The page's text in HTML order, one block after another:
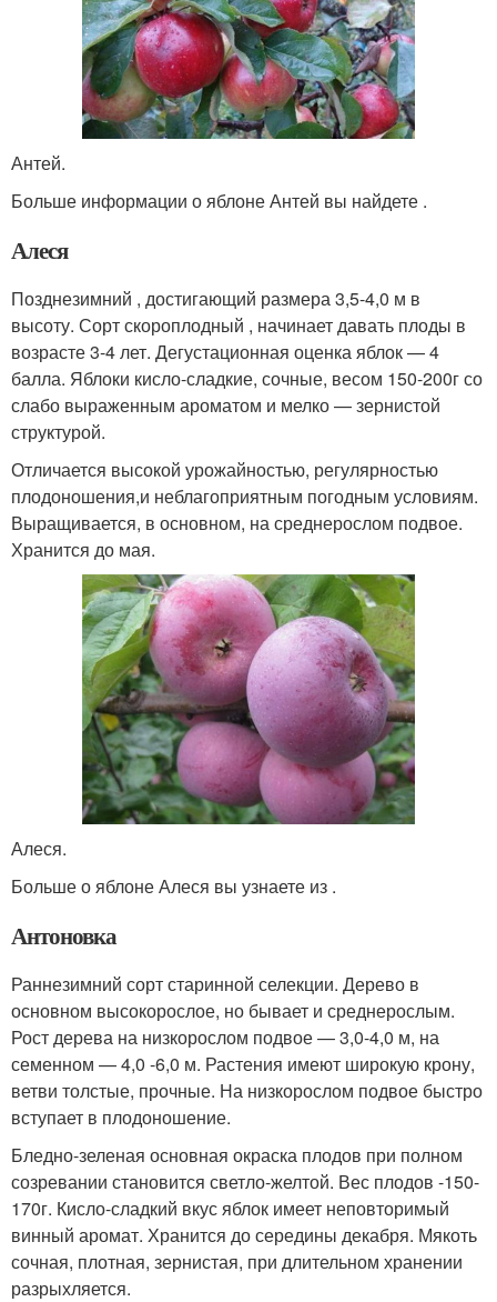
Антей.
Больше информации о яблоне Антей вы найдете .
Алеся
Позднезимний , достигающий размера 3,5-4,0 м в
высоту. Сорт скороплодный , начинает давать плоды в
возрасте 3-4 лет. Дегустационная оценка яблок — 4
балла. Яблоки кисло-сладкие, сочные, весом 150-200г со
слабо выраженным ароматом и мелко — зернистой
структурой.
Отличается высокой урожайностью, регулярностью
плодоношения,и неблагоприятным погодным условиям.
Выращивается, в основном, на среднерослом подвое.
Хранится до мая.
Алеся.
Больше о яблоне Алеся вы узнаете из .
Антоновка
Раннезимний сорт старинной селекции. Дерево в
основном высокорослое, но бывает и среднерослым.
Рост дерева на низкорослом подвое — 3,0-4,0 м, на
семенном — 4,0 -6,0 м. Растения имеют широкую крону,
ветви толстые, прочные. На низкорослом подвое быстро
вступает в плодоношение.
Бледно-зеленая основная окраска плодов при полном
созревании становится светло-желтой. Вес плодов -150-
170г. Кисло-сладкий вкус яблок имеет неповторимый
винный аромат. Хранится до середины декабря. Мякоть
сочная, плотная, зернистая, при длительном хранении
разрыхляется.